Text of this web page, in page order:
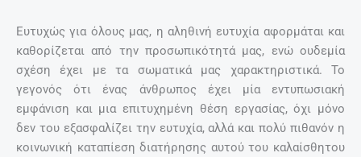
Ευτυχώς για όλους μας, η αληθινή ευτυχία αφορμάται και
καθορίζεται από την προσωπικότητά μας, ενώ ουδεμία
σχέση έχει με τα σωματικά μας χαρακτηριστικά. Το
γεγονός ότι ένας άνθρωπος έχει μία εντυπωσιακή
εμφάνιση και μια επιτυχημένη θέση εργασίας, όχι μόνο
δεν του εξασφαλίζει την ευτυχία, αλλά και πολύ πιθανόν η
κοινωνική καταπίεση διατήρησης αυτού του καλαίσθητου